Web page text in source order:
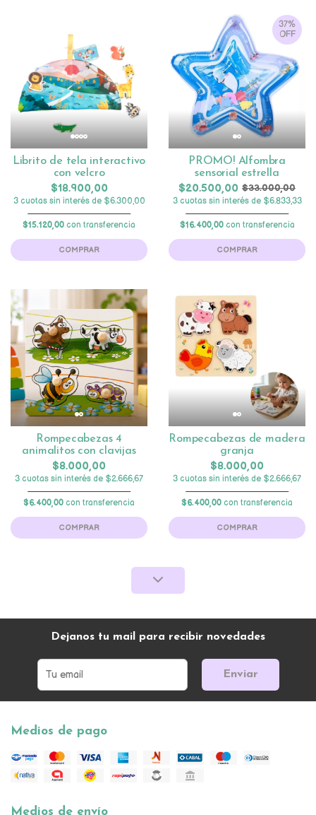
Librito de tela interactivo
con velcro
$18.900,00
3 cuotas sin interés de $6.300,00
$15.120,00 con transferencia
COMPRAR
37%
OFF
PROMO! Alfombra
sensorial estrella
$20.500,00 $33.000,00
3 cuotas sin interés de $6.833,33
$16.400,00con transferencia
COMPRAR
Rompecabezas 4
animalitos con clavijas
$8.000,00
3 cuotas sin interés de $2.666,67
$6.400,00 con transferencia
COMPRAR
Rompecabezas de madera
granja
$8.000,00
3 cuotas sin interés de $2.666,67
$6.400,00 con transferencia
COMPRAR
Dejanos tu mail para recibir novedades
Enviar
Medios de pago
Medios de envío